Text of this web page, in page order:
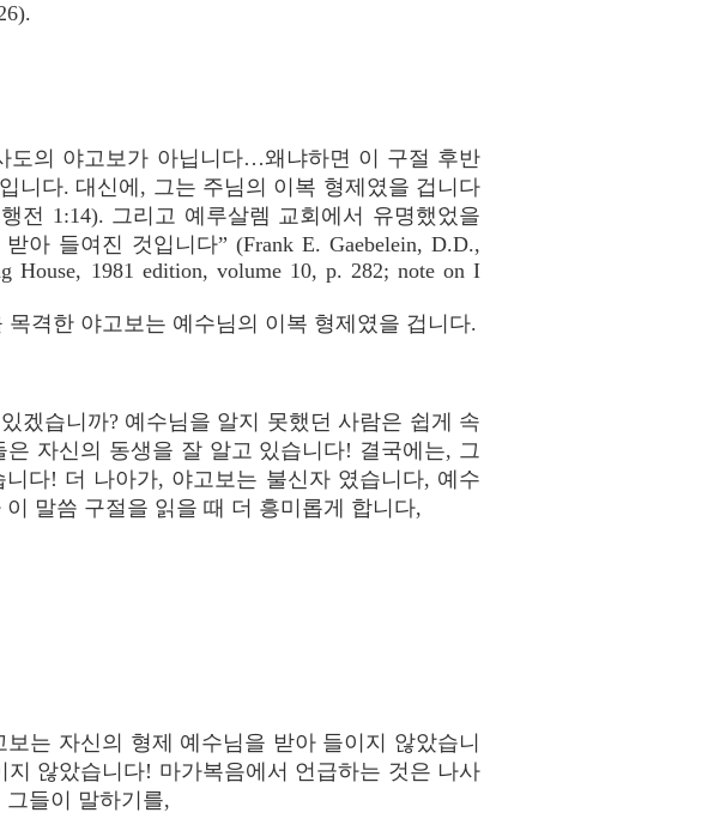
도의 야고보가 아닙니다…왜냐하면 이 구절 후반
니다. 대신에, 그는 주님의 이복 형제였을 겁니다
전 1:14). 그리고 예루살렘 교회에서 유명했었을
아 들여진 것입니다” (Frank E. Gaebelein, D.D.,
House, 1981 edition, volume 10, p. 282; note on I
격한 야고보는 예수님의 이복 형제였을 겁니다.
겠습니까? 예수님을 알지 못했던 사람은 쉽게 속
자신의 동생을 잘 알고 있습니다! 결국에는, 그
다! 더 나아가, 야고보는 불신자 였습니다, 예수
말씀 구절을 읽을 때 더 흥미롭게 합니다,
는 자신의 형제 예수님을 받아 들이지 않았습니
않았습니다! 마가복음에서 언급하는 것은 나사
들이 말하기를,